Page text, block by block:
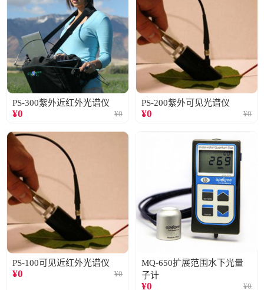
PS-300紫外近红外光谱仪
¥0 ¥0
PS-200紫外可见光谱仪
¥0 ¥0
PS-100可见近红外光谱仪
¥0 ¥0
MQ-650扩展范围水下光量
子计
¥0 ¥0